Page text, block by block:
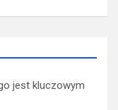
jest kluczowym